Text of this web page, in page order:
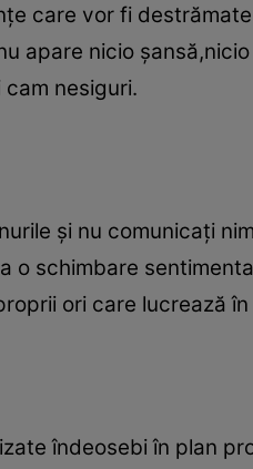
care vor fi
apare nicio
nesiguri.
şi nu comunicaţi
o schimbare
ori care lucrează
îndeosebi în plan